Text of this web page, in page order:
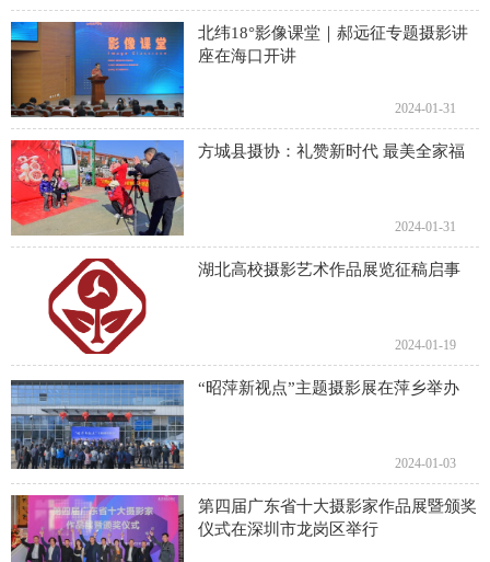
北纬18°影像课堂｜郝远征专题摄影讲
座在海口开讲
2024-01-31
方城县摄协：礼赞新时代 最美全家福
2024-01-31
湖北高校摄影艺术作品展览征稿启事
2024-01-19
“昭萍新视点”主题摄影展在萍乡举办
2024-01-03
第四届广东省十大摄影家作品展暨颁奖
仪式在深圳市龙岗区举行